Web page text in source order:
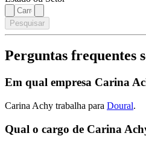
Pesquisar
Perguntas frequentes
Em qual empresa Carina
Carina Achy trabalha para Doural.
Qual o cargo de Carina